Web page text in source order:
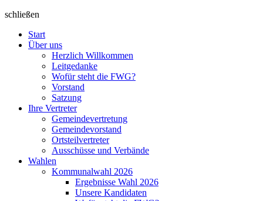
schließen
Start
Über uns
Herzlich Willkommen
Leitgedanke
Wofür steht die FWG?
Vorstand
Satzung
Ihre Vertreter
Gemeindevertretung
Gemeindevorstand
Ortsteilvertreter
Ausschüsse und Verbände
Wahlen
Kommunalwahl 2026
Ergebnisse Wahl 2026
Unsere Kandidaten